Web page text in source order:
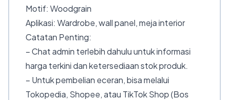
Motif: Woodgrain
Aplikasi: Wardrobe, wall panel, meja interior
Catatan Penting:
– Chat admin terlebih dahulu untuk informasi
harga terkini dan ketersediaan stok produk.
– Untuk pembelian eceran, bisa melalui
Tokopedia, Shopee, atau TikTok Shop (Bos